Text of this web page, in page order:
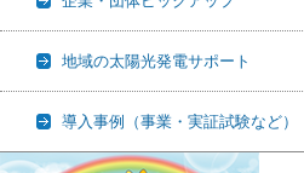
地域の太陽光発電サポート
導入事例（事業・実証試験など）